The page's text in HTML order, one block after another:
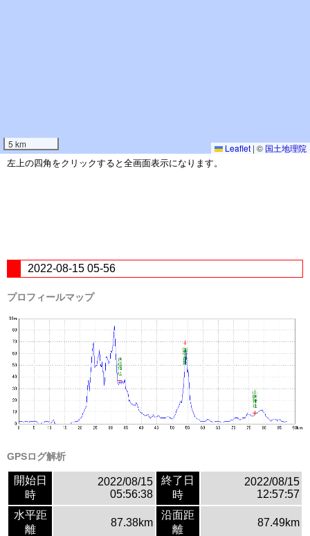
5 km Leaflet | © 国土地理院
左上の四角をクリックすると全画面表示になります。
2022-08-15 05-56
プロフィールマップ
GPSログ解析
開始日
時
2022/08/15
05:56:38
終了日
時
2022/08/15
12:57:57
水平距
離
87.38km
沿面距
離
87.49km